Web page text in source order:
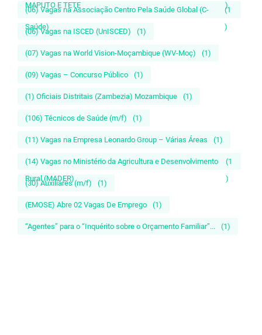
MAPUTO E TETE
)
(06) Vagas na Associação Centro Pela Saúde Global (C-
Saúde)
(1
)
(06) Vagas na ISCED (UnISCED) (1)
(07) Vagas na World Vision-Moçambique (WV-Moç) (1)
(09) Vagas – Concurso Público (1)
(1) Oficiais Distritais (Zambezia) Mozambique (1)
(106) Técnicos de Saúde (m/f) (1)
(11) Vagas na Empresa Leonardo Group – Várias Áreas (1)
(14) Vagas no Ministério da Agricultura e Desenvolvimento
Rural (MADER)
(1
)
(30) Auxiliares (m/f) (1)
(EMOSE) Abre 02 Vagas De Emprego (1)
“Agentes” para o “Inquérito sobre o Orçamento Familiar”... (1)